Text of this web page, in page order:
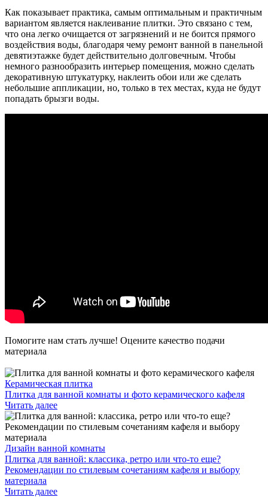
Как показывает практика, самым оптимальным и практичным
вариантом является наклеивание плитки. Это связано с тем,
что она легко очищается от загрязнений и не боится прямого
воздействия воды, благодаря чему ремонт ванной в панельной
девятиэтажке будет действительно долговечным. Чтобы
немного разнообразить интерьер помещения, можно сделать
декоративную штукатурку, наклеить обои или же сделать
небольшие аппликации, но, только в тех местах, куда не будут
попадать брызги воды.
Помогите нам стать лучше! Оцените качество подачи
материала
Керамическая плитка
Плитка для ванной комнаты и фото керамического кафеля
Читать далее
Дизайн ванной комнаты
Плитка для ванной: классика, ретро или что-то еще?
Рекомендации по стилевым сочетаниям кафеля и выбору
материала
Читать далее